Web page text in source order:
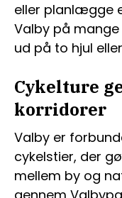
eller planlægge
Valby på
ud på to hjul
Cykelture
korridorer
Valby er
cykelstier, der
mellem by og